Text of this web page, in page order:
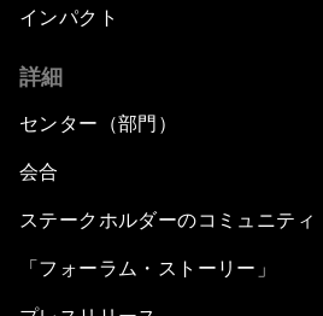
インパクト
詳細
センター（部門）
会合
ステークホルダーのコミュニティ
「フォーラム・ストーリー」